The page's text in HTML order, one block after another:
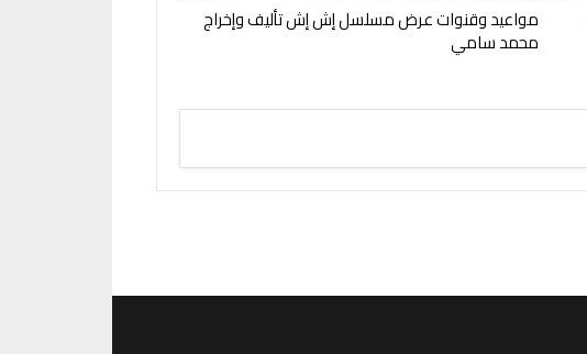
مواعيد وقنوات عرض مسلسل إش إش تأليف وإخراج
محمد سامي